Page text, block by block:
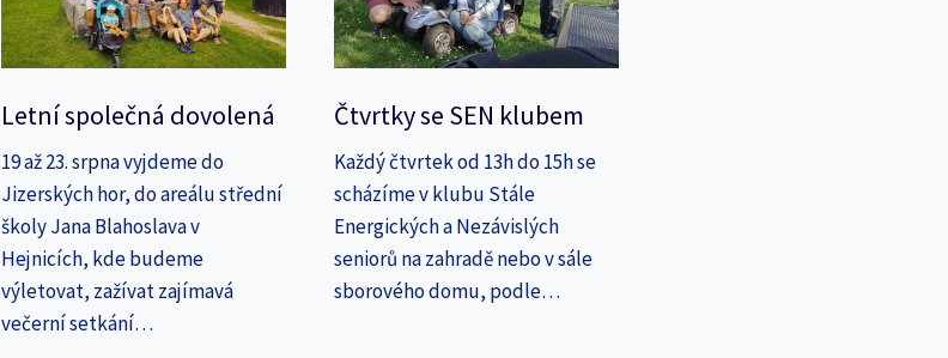
Letní společná dovolená
19 až 23. srpna vyjdeme do
Jizerských hor, do areálu střední
školy Jana Blahoslava v
Hejnicích, kde budeme
výletovat, zažívat zajímavá
večerní setkání…
Čtvrtky se SEN klubem
Každý čtvrtek od 13h do 15h se
scházíme v klubu Stále
Energických a Nezávislých
seniorů na zahradě nebo v sále
sborového domu, podle…